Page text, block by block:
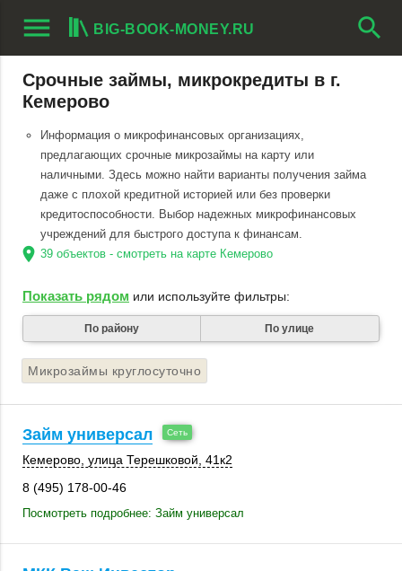
menu BIG-BOOK-MONEY.RU search
Срочные займы, микрокредиты в г.
Кемерово
Информация о микрофинансовых организациях,
предлагающих срочные микрозаймы на карту или
наличными. Здесь можно найти варианты получения займа
даже с плохой кредитной историей или без проверки
кредитоспособности. Выбор надежных микрофинансовых
учреждений для быстрого доступа к финансам.
location_on 39 объектов - смотреть на карте Кемерово
Показать рядом или используйте фильтры:
По району По улице
Микрозаймы круглосуточно
Займ универсал
Кемерово улица Терешковой 41к2
8 (495) 178-00-46
Посмотреть подробнее: Займ универсал